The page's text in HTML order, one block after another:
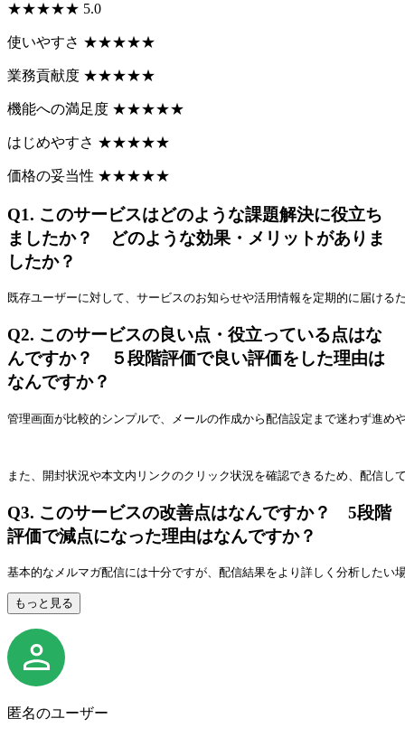
★★★★★ 5.0
使いやすさ ★★★★★
業務貢献度 ★★★★★
機能への満足度 ★★★★★
はじめやすさ ★★★★★
価格の妥当性 ★★★★★
Q1. このサービスはどのような課題解決に役立ち
ましたか？ どのような効果・メリットがありま
したか？
既存ユーザーに対して、サービスのお知らせや活用情報を定期的に届け
Q2. このサービスの良い点・役立っている点はな
んですか？ ５段階評価で良い評価をした理由は
なんですか？
管理画面が比較的シンプルで、メールの作成から配信設定まで迷わず進
また、開封状況や本文内リンクのクリック状況を確認できるため、配信
Q3. このサービスの改善点はなんですか？ 5段階
評価で減点になった理由はなんですか？
基本的なメルマガ配信には十分ですが、配信結果をより詳しく分析した
もっと見る
匿名のユーザー